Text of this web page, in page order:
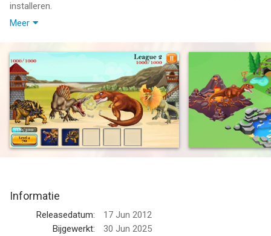
installeren.
Welcome to DINO ZOO where you go to awesome jurassic
tower defense battle, breed different dino species, feed them
and make them stronger.
Get bigger and battle rival dinos for jurassic supremacy!
--
hoger, geschikt bevonden voor gebruikers met leeftijden vanaf
Meer
Informatie
Releasedatum:
17 Jun 2012
Bijgewerkt:
30 Jun 2025